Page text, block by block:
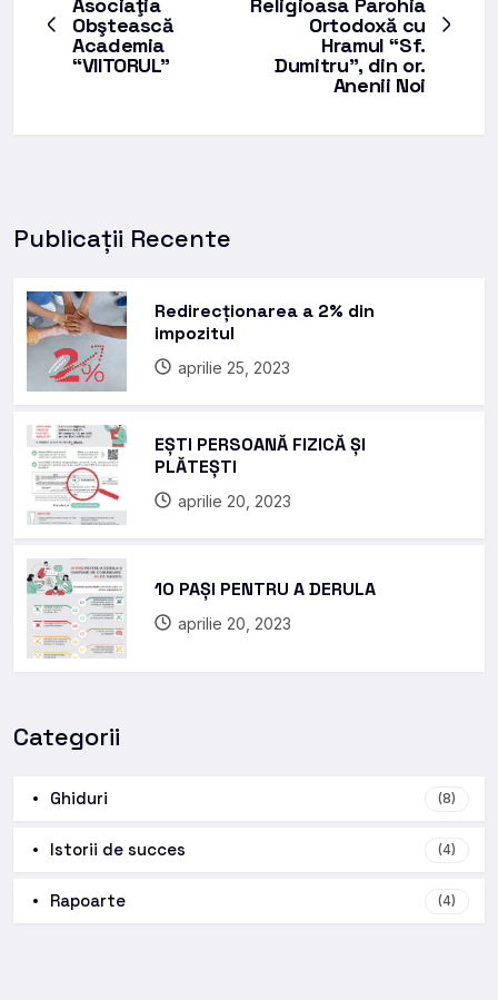
Obştească
Academia
“VIITORUL”
Ortodoxă cu
Hramul “Sf.
Dumitru”, din or.
Anenii Noi
Publicații Recente
Redirecționarea a 2% din
impozitul
aprilie 25, 2023
EȘTI PERSOANĂ FIZICĂ ȘI
PLĂTEȘTI
aprilie 20, 2023
10 PAȘI PENTRU A DERULA
aprilie 20, 2023
Categorii
Ghiduri (8)
Istorii de succes (4)
Rapoarte (4)